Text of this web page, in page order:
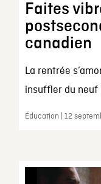
Faites
canadien
La rentrée
insuffler du neuf
Éducation | 12